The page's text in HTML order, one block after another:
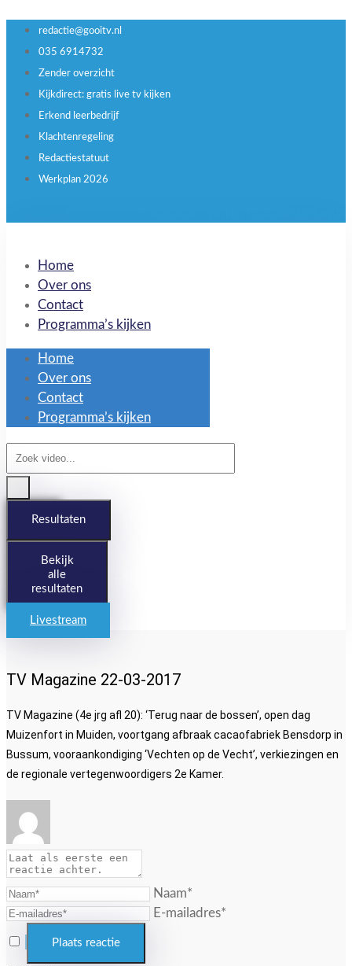
redactie@gooitv.nl
035 6914732
Zender overzicht
Kijkdirect: gratis live tv kijken
Erkend leerbedrijf
Klachtenregeling
Redactiestatuut
Werkplan 2026
Home
Over ons
Contact
Programma’s kijken
Home
Over ons
Contact
Programma’s kijken
Search
...
Resultaten
Bekijk
alle
resultaten
Livestream
TV Magazine 22-03-2017
TV Magazine (4e jrg afl 20): ‘Terug naar de bossen’, open dag
Muizenfort in Muiden, voortgang afbraak cacaofabriek Bensdorp in
Bussum, vooraankondiging ‘Vechten op de Vecht’, verkiezingen en
de regionale vertegenwoordigers 2e Kamer.
Naam*
E-mailadres*